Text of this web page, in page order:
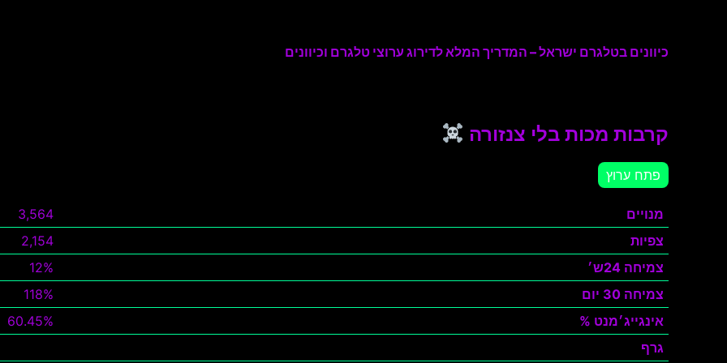
כיוונים בטלגרם ישראל – המדריך המלא לדירוג ערוצי טלגרם וכיוונים
קרבות מכות בלי צנזורה
פתח ערוץ
מנויים
3,564
צפיות
2,154
צמיחה 24ש׳
12%
צמיחה 30 יום
118%
אינגייג׳מנט %
60.45%
גרף